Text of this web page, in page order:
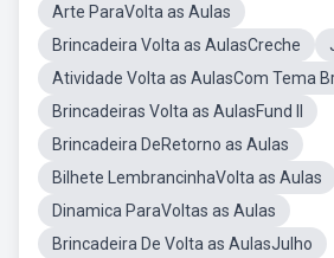
Arte ParaVolta as Aulas
Brincadeira Volta as AulasCreche
Atividade Volta as AulasCom Tema
Brincadeiras Volta as AulasFund II
Brincadeira DeRetorno as Aulas
Bilhete LembrancinhaVolta as Aulas
Dinamica ParaVoltas as Aulas
Brincadeira De Volta as AulasJulho